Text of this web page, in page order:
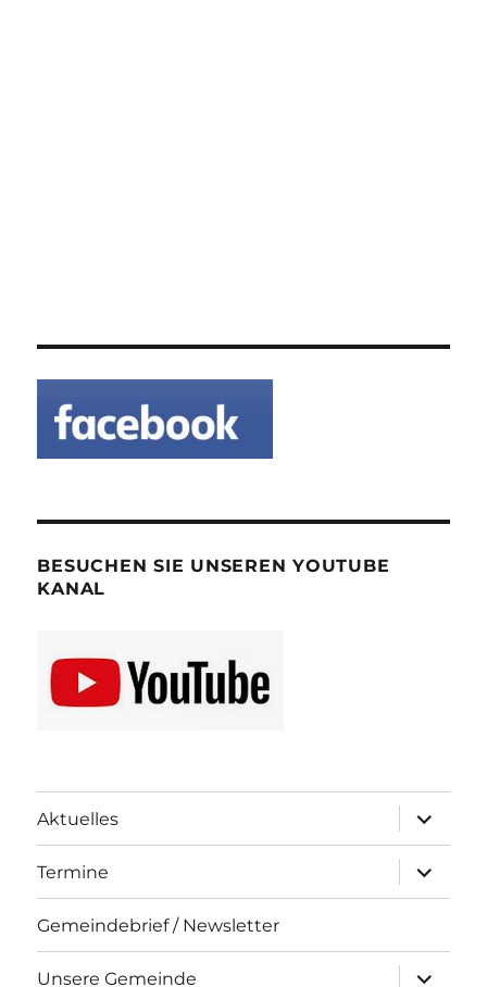
BESUCHEN SIE UNSEREN YOUTUBE
KANAL
Aktuelles
öffnen
Termine
öffnen
Gemeindebrief / Newsletter
Unsere Gemeinde